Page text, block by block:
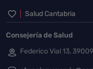
Inicio del
Salud Cantabria
Consejería de Salud
Federico Vial 13,